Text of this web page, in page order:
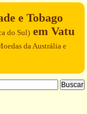
e Tobago
do Sul) em Vatu
da Austrália e